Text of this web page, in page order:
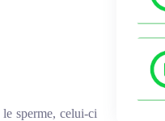
sperme, celui-ci